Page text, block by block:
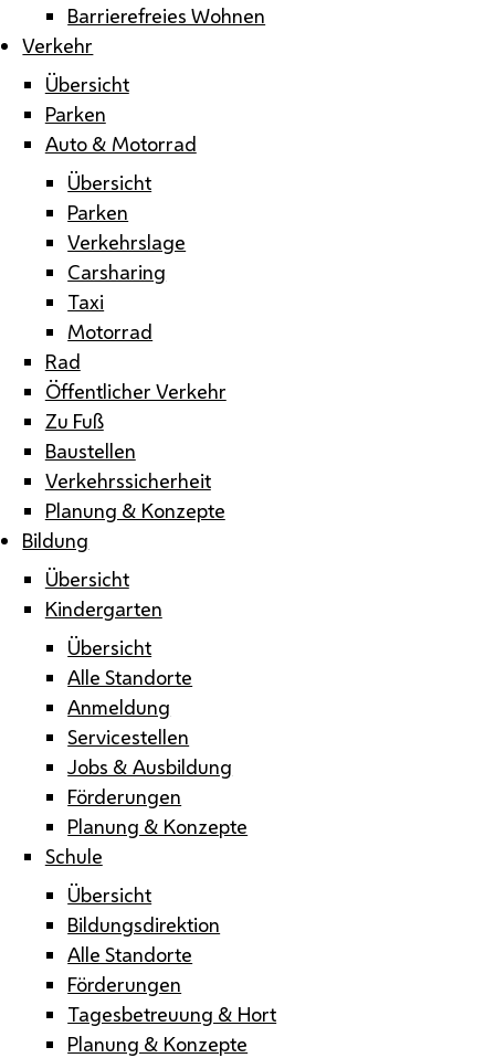
Barrierefreies Wohnen
Verkehr
Übersicht
Parken
Auto & Motorrad
Übersicht
Parken
Verkehrslage
Carsharing
Taxi
Motorrad
Rad
Öffentlicher Verkehr
Zu Fuß
Baustellen
Verkehrssicherheit
Planung & Konzepte
Bildung
Übersicht
Kindergarten
Übersicht
Alle Standorte
Anmeldung
Servicestellen
Jobs & Ausbildung
Förderungen
Planung & Konzepte
Schule
Übersicht
Bildungsdirektion
Alle Standorte
Förderungen
Tagesbetreuung & Hort
Planung & Konzepte